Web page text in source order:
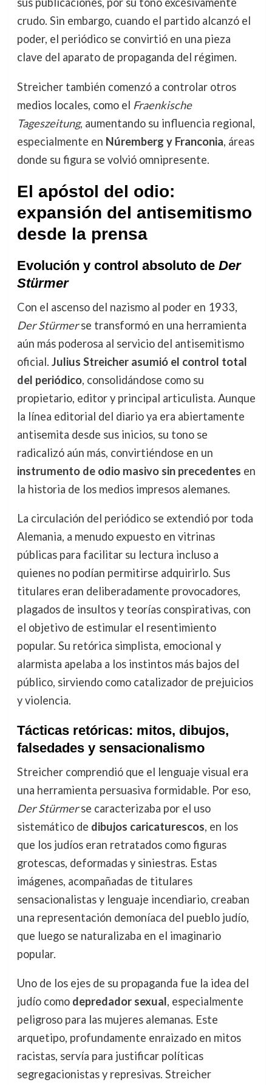
sus publicaciones, por su tono excesivamente
crudo. Sin embargo, cuando el partido alcanzó el
poder, el periódico se convirtió en una pieza
clave del aparato de propaganda del régimen.
Streicher también comenzó a controlar otros
medios locales, como el Fraenkische
Tageszeitung, aumentando su influencia regional,
especialmente en Núremberg y Franconia, áreas
donde su figura se volvió omnipresente.
El apóstol del odio:
expansión del antisemitismo
desde la prensa
Evolución y control absoluto de Der
Stürmer
Con el ascenso del nazismo al poder en 1933,
Der Stürmerse transformó en una herramienta
aún más poderosa al servicio del antisemitismo
oficial. Julius Streicher asumió el control total
del periódico, consolidándose como su
propietario, editor y principal articulista. Aunque
la línea editorial del diario ya era abiertamente
antisemita desde sus inicios, su tono se
radicalizó aún más, convirtiéndose en un
instrumento de odio masivo sin precedentes en
la historia de los medios impresos alemanes.
La circulación del periódico se extendió por toda
Alemania, a menudo expuesto en vitrinas
públicas para facilitar su lectura incluso a
quienes no podían permitirse adquirirlo. Sus
titulares eran deliberadamente provocadores,
plagados de insultos y teorías conspirativas, con
el objetivo de estimular el resentimiento
popular. Su retórica simplista, emocional y
alarmista apelaba a los instintos más bajos del
público, sirviendo como catalizador de prejuicios
y violencia.
Tácticas retóricas: mitos, dibujos,
falsedades y sensacionalismo
Streicher comprendió que el lenguaje visual era
una herramienta persuasiva formidable. Por eso,
Der Stürmerse caracterizaba por el uso
sistemático de dibujos caricaturescos, en los
que los judíos eran retratados como figuras
grotescas, deformadas y siniestras. Estas
imágenes, acompañadas de titulares
sensacionalistas y lenguaje incendiario, creaban
una representación demoníaca del pueblo judío,
que luego se naturalizaba en el imaginario
popular.
Uno de los ejes de su propaganda fue la idea del
judío como depredador sexual, especialmente
peligroso para las mujeres alemanas. Este
arquetipo, profundamente enraizado en mitos
racistas, servía para justificar políticas
segregacionistas y represivas. Streicher